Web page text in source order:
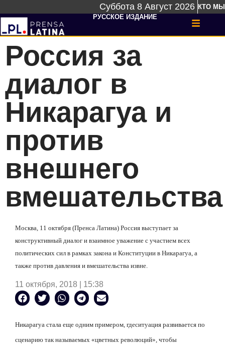
Суббота 8 Август 2026 КТО МЫ
РУССКОЕ ИЗДАНИЕ
Россия за
диалог в
Никарагуа и
против
внешнего
вмешательства
Москва, 11 октября (Пренса Латина) Россия выступает за
конструктивный диалог и взаимное уважение с участием всех
политических сил в рамках закона и Конституции в Никарагуа, а
также против давления и вмешательства извне.
11 октября, 2018 | 15:38
Никарагуа стала еще одним примером, гдеситуация развивается по
сценарию так называемых «цветных революций», чтобы